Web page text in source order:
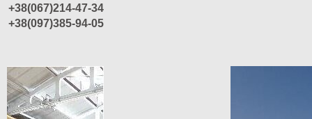
+38(067)214-47-34
+38(097)385-94-05